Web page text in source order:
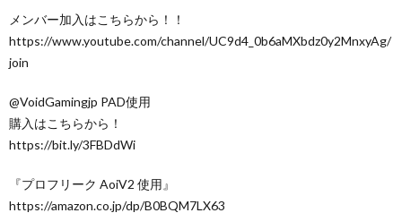
メンバー加入はこちらから！！
https://www.youtube.com/channel/UC9d4_0b6aMXbdz0y2MnxyAg/
join
@VoidGamingjp PAD使用
購入はこちらから！
https://bit.ly/3FBDdWi
『プロフリーク AoiV2 使用』
https://amazon.co.jp/dp/B0BQM7LX63